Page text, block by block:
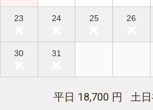
23 24 25 26
30 31
平日 18,700 円 土